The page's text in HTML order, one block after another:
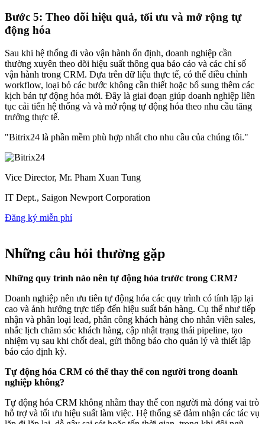
Bước 5: Theo dõi hiệu quả, tối ưu và mở rộng tự
động hóa
Sau khi hệ thống đi vào vận hành ổn định, doanh nghiệp cần
thường xuyên theo dõi hiệu suất thông qua báo cáo và các chỉ số
vận hành trong CRM. Dựa trên dữ liệu thực tế, có thể điều chỉnh
workflow, loại bỏ các bước không cần thiết hoặc bổ sung thêm các
kịch bản tự động hóa mới. Đây là giai đoạn giúp doanh nghiệp liên
tục cải tiến hệ thống và và mở rộng tự động hóa theo nhu cầu tăng
trưởng thực tế.
"Bitrix24 là phần mềm phù hợp nhất cho nhu cầu của chúng tôi."
Vice Director, Mr. Pham Xuan Tung
IT Dept., Saigon Newport Corporation
Đăng ký miễn phí
Những câu hỏi thường gặp
Những quy trình nào nên tự động hóa trước trong CRM?
Doanh nghiệp nên ưu tiên tự động hóa các quy trình có tính lặp lại
cao và ảnh hưởng trực tiếp đến hiệu suất bán hàng. Cụ thể như tiếp
nhận và phân loại lead, phân công khách hàng cho nhân viên sales,
nhắc lịch chăm sóc khách hàng, cập nhật trạng thái pipeline, tạo
nhiệm vụ sau khi chốt deal, gửi thông báo cho quản lý và thiết lập
báo cáo định kỳ.
Tự động hóa CRM có thể thay thế con người trong doanh
nghiệp không?
Tự động hóa CRM không nhằm thay thế con người mà đóng vai trò
hỗ trợ và tối ưu hiệu suất làm việc. Hệ thống sẽ đảm nhận các tác vụ